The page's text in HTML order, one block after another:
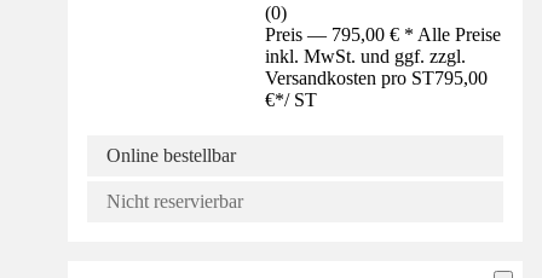
(0)
Preis — 795,00 € * Alle Preise
inkl. MwSt. und ggf. zzgl.
Versandkosten pro ST795,00
€*/ ST
Online bestellbar
Nicht reservierbar